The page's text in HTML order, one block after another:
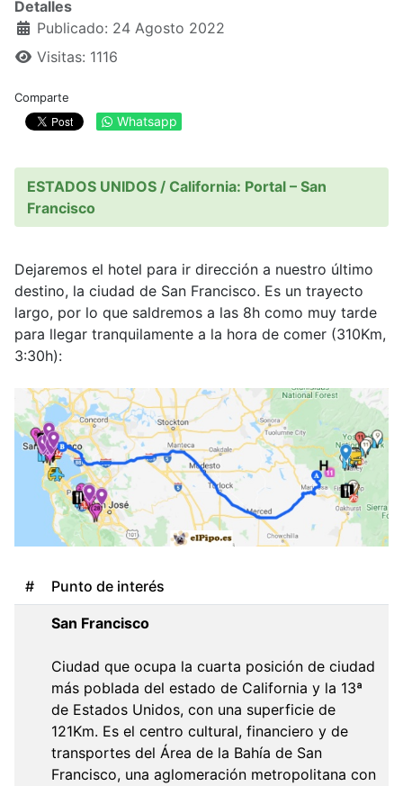
Detalles
Publicado: 24 Agosto 2022
Visitas: 1116
Comparte
Whatsapp
ESTADOS UNIDOS / California: Portal – San
Francisco
Dejaremos el hotel para ir dirección a nuestro último
destino, la ciudad de San Francisco. Es un trayecto
largo, por lo que saldremos a las 8h como muy tarde
para llegar tranquilamente a la hora de comer (310Km,
3:30h):
# Punto de interés
San Francisco
Ciudad que ocupa la cuarta posición de ciudad
más poblada del estado de California y la 13ª
de Estados Unidos, con una superficie de
121Km. Es el centro cultural, financiero y de
transportes del Área de la Bahía de San
Francisco, una aglomeración metropolitana con